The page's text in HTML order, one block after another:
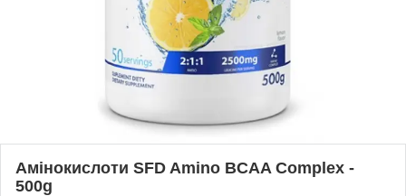
Амінокислоти SFD Amino BCAA Complex -
500g